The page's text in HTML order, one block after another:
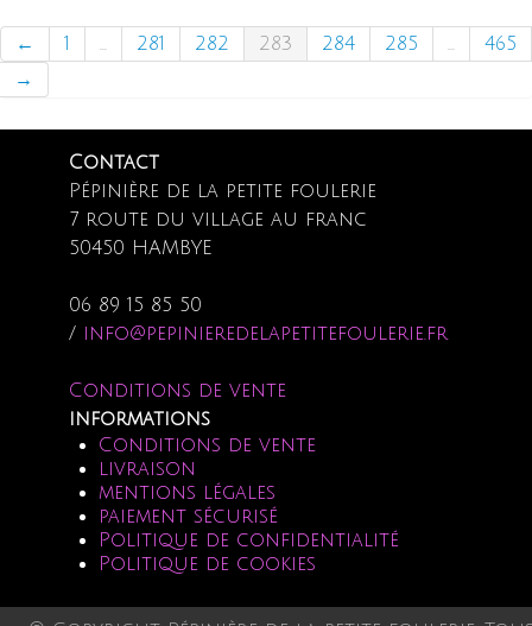
← 1 ... 281 282 283 284 285 ...
465
→
Contact
Pépinière de la petite foulerie
7 route du village au franc
50450 HAMBYE
06 89 15 85 50
/ info@pepinieredelapetitefoulerie.fr
Conditions de vente
informations
Conditions de vente
livraison
mentions légales
paiement sécurisé
Politique de confidentialité
Politique de cookies